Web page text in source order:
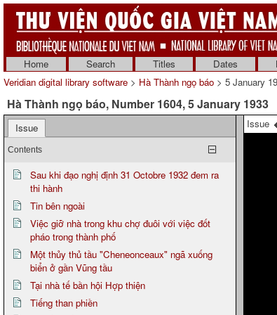
Home Search Titles Dates
Veridian digital library software > Hà Thành ngọ báo > 5 January
Hà Thành ngọ báo, Number 1604, 5 January 1933
Issue
Contents
Sau khi đạo nghị định 31 Octobre 1932 đem ra
thi hành
Tin bên ngoài
Việc giỡ nhà trong khu chợ đuôi với việc đốt
pháo trong thành phố
Một thủy thủ tầu "Cheneonceaux" ngã xuống
biển ở gần Vũng tầu
Tại nhà tế bần hội Hợp thiện
Tiếng than phiền
Issue